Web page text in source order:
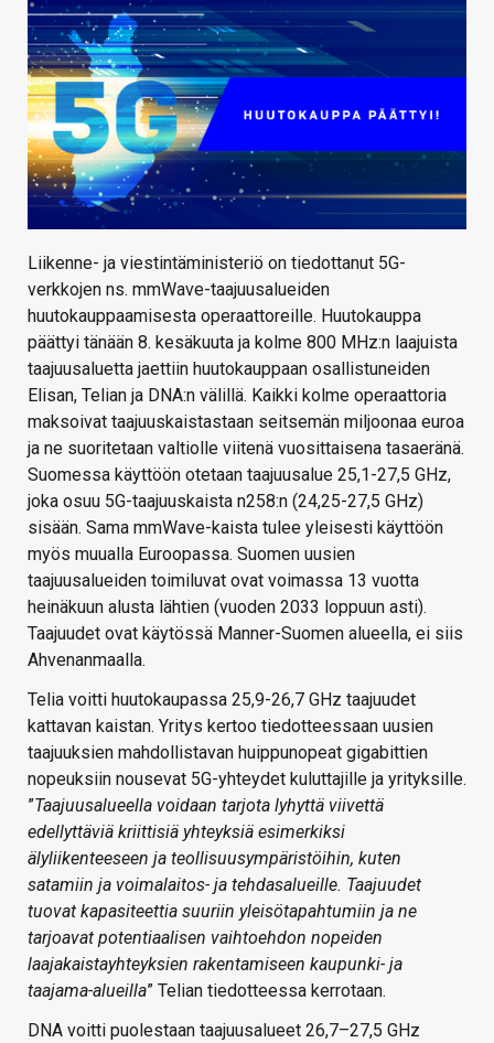
VAIHDA TEEMA
HAKU
Liikenne- ja viestintäministeriö on tiedottanut 5G-
verkkojen ns. mmWave-taajuusalueiden
huutokauppaamisesta operaattoreille. Huutokauppa
päättyi tänään 8. kesäkuuta ja kolme 800 MHz:n laajuista
taajuusaluetta jaettiin huutokauppaan osallistuneiden
Elisan, Telian ja DNA:n välillä. Kaikki kolme operaattoria
maksoivat taajuuskaistastaan seitsemän miljoonaa euroa
ja ne suoritetaan valtiolle viitenä vuosittaisena tasaeränä.
Suomessa käyttöön otetaan taajuusalue 25,1-27,5 GHz,
joka osuu 5G-taajuuskaista n258:n (24,25-27,5 GHz)
sisään. Sama mmWave-kaista tulee yleisesti käyttöön
myös muualla Euroopassa. Suomen uusien
taajuusalueiden toimiluvat ovat voimassa 13 vuotta
heinäkuun alusta lähtien (vuoden 2033 loppuun asti).
Taajuudet ovat käytössä Manner-Suomen alueella, ei siis
Ahvenanmaalla.
Telia voitti huutokaupassa 25,9-26,7 GHz taajuudet
kattavan kaistan. Yritys kertoo tiedotteessaan uusien
taajuuksien mahdollistavan huippunopeat gigabittien
nopeuksiin nousevat 5G-yhteydet kuluttajille ja yrityksille.
”Taajuusalueella voidaan tarjota lyhyttä viivettä
edellyttäviä kriittisiä yhteyksiä esimerkiksi
älyliikenteeseen ja teollisuusympäristöihin, kuten
satamiin ja voimalaitos- ja tehdasalueille. Taajuudet
tuovat kapasiteettia suuriin yleisötapahtumiin ja ne
tarjoavat potentiaalisen vaihtoehdon nopeiden
laajakaistayhteyksien rakentamiseen kaupunki- ja
taajama-alueilla” Telian tiedotteessa kerrotaan.
DNA voitti puolestaan taajuusalueet 26,7–27,5 GHz